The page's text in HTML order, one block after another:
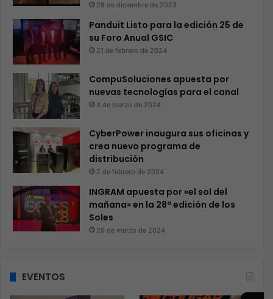
29 de diciembre de 2023
Panduit Listo para la edición 25 de
su Foro Anual GSIC
21 de febrero de 2024
CompuSoluciones apuesta por
nuevas tecnologías para el canal
4 de marzo de 2024
CyberPower inaugura sus oficinas y
crea nuevo programa de
distribución
2 de febrero de 2024
INGRAM apuesta por «el sol del
mañana» en la 28ª edición de los
Soles
26 de marzo de 2024
EVENTOS